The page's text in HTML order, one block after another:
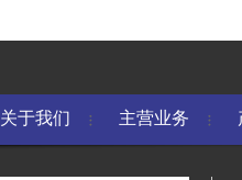
关于我们 主营业务